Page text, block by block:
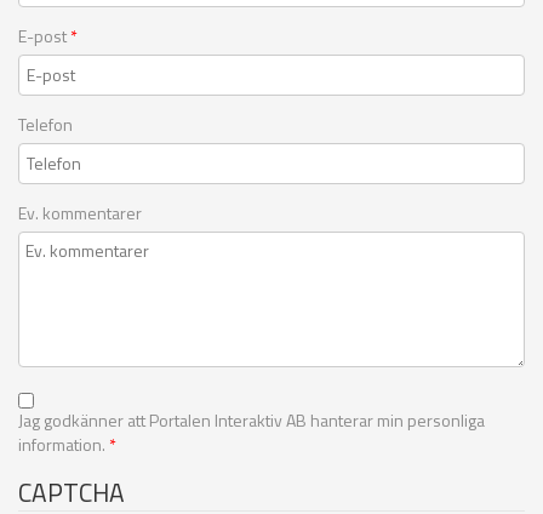
E-post*
Telefon
Ev. kommentarer
Jag godkänner att Portalen Interaktiv AB hanterar min personliga
information. *
CAPTCHA